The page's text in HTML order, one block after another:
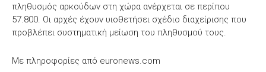
πληθυσμός αρκούδων στη χώρα ανέρχεται σε περίπου
57.800. Οι αρχές έχουν υιοθετήσει σχέδιο διαχείρισης που
προβλέπει συστηματική μείωση του πληθυσμού τους.
Με πληροφορίες από euronews.com